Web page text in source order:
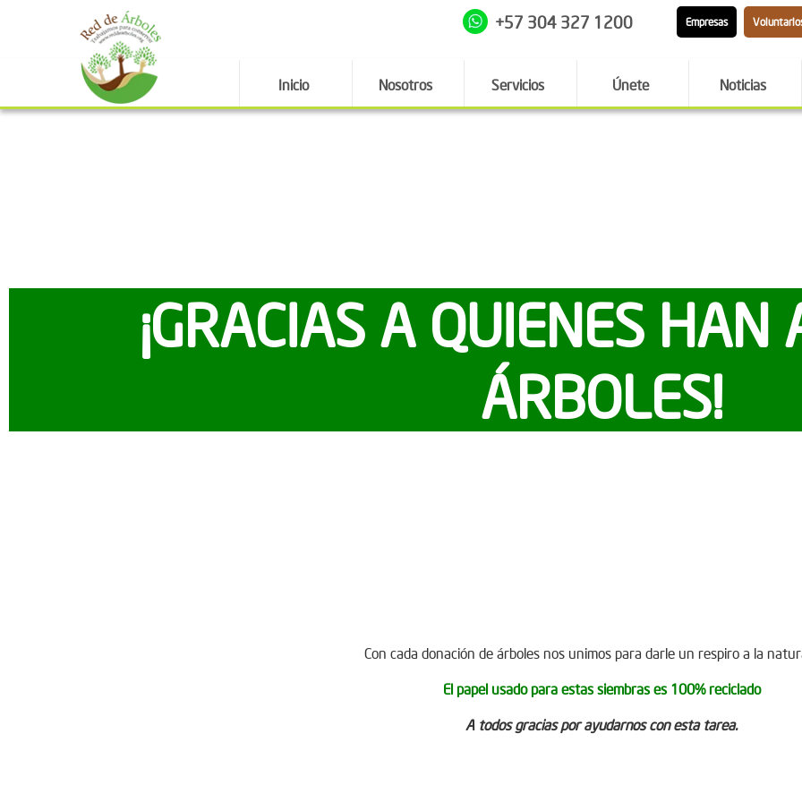
+57 304 327 1200 Empresas
Inicio Nosotros Servicios Únete Noticias
¡GRACIAS A QUIENES HAN
ÁRBOLES!
Con cada donación de árboles nos unimos para darle un respiro a la
El papel usado para estas siembras es 100% reciclado
A todos gracias por ayudarnos con esta tarea.